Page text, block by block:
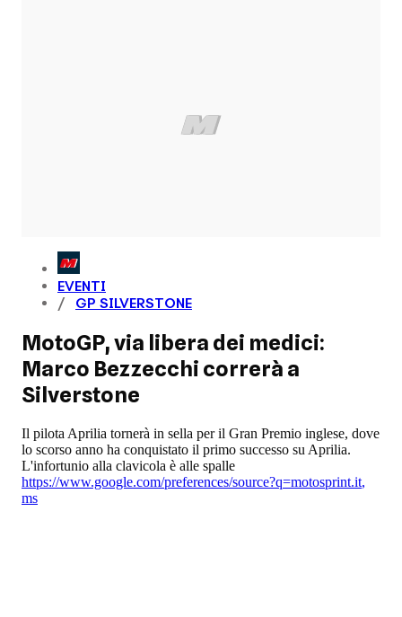
EVENTI
GP SILVERSTONE
MotoGP, via libera dei medici:
Marco Bezzecchi correrà a
Silverstone
Il pilota Aprilia tornerà in sella per il Gran Premio inglese, dove
lo scorso anno ha conquistato il primo successo su Aprilia.
L'infortunio alla clavicola è alle spalle
https://www.google.com/preferences/source?q=motosprint.it,
ms